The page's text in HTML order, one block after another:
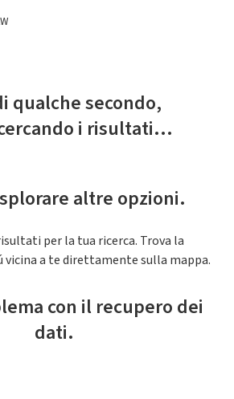
qualche secondo,
i risultati...
altre opzioni.
per la tua ricerca. Trova la
vicina a te direttamente sulla mappa.
con il recupero dei
dati.